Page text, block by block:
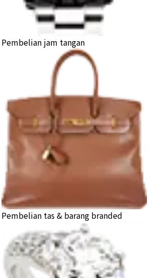
tie-pin
Pembelian jam tangan
Pembelian tas & barang branded